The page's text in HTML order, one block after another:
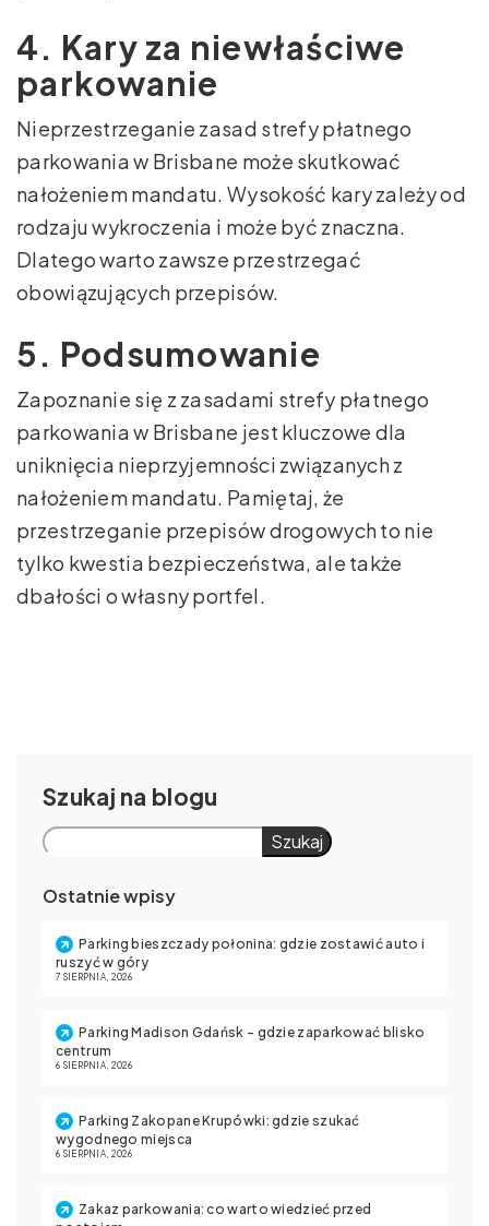
4. Kary za niewłaściwe
parkowanie
Nieprzestrzeganie zasad strefy płatnego
parkowania w Brisbane może skutkować
nałożeniem mandatu. Wysokość kary zależy od
rodzaju wykroczenia i może być znaczna.
Dlatego warto zawsze przestrzegać
obowiązujących przepisów.
5. Podsumowanie
Zapoznanie się z zasadami strefy płatnego
parkowania w Brisbane jest kluczowe dla
uniknięcia nieprzyjemności związanych z
nałożeniem mandatu. Pamiętaj, że
przestrzeganie przepisów drogowych to nie
tylko kwestia bezpieczeństwa, ale także
dbałości o własny portfel.
Szukaj
Szukaj
Ostatnie wpisy
Parking bieszczady połonina: gdzie zostawić auto i
ruszyć w góry
7 SIERPNIA, 2026
Parking Madison Gdańsk – gdzie zaparkować blisko
centrum
6 SIERPNIA, 2026
Parking Zakopane Krupówki: gdzie szukać
wygodnego miejsca
6 SIERPNIA, 2026
Zakaz parkowania: co warto wiedzieć przed